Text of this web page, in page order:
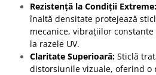
Rezistență la Condiții Extreme:
înaltă densitate protejează
mecanice, vibrațiilor
la razele UV.
Claritate Superioară: Sticlă
distorsiunile vizuale, oferind o